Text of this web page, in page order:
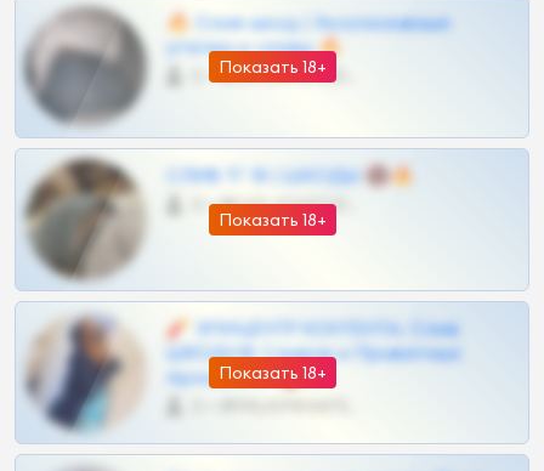
Показать 18+
🔥 Слив шкод | Эксклюзивные
утечки и сливы 🔥
0 •
Показать 18+
СЛИВ ТГ 18 | ШКОДЫ 🔞🔥
0 •
Показать 18+
🧨 ЭПИЦЕНТР КОНТЕНТА: Слив
ШКОДОВ Сливов и Приватных
Архивов ТГ 🔞💎